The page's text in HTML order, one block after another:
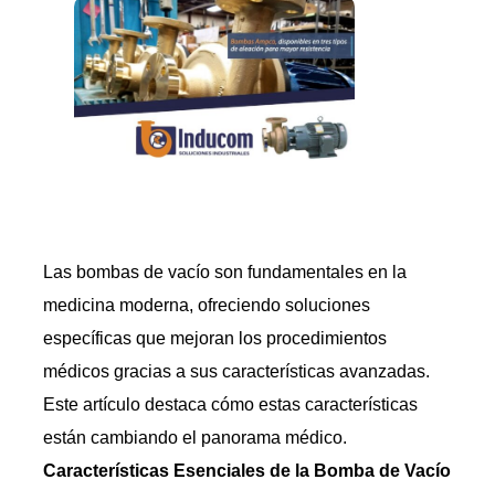
Las bombas de vacío son fundamentales en la
medicina moderna, ofreciendo soluciones
específicas que mejoran los procedimientos
médicos gracias a sus características avanzadas.
Este artículo destaca cómo estas características
están cambiando el panorama médico.
Características Esenciales de la Bomba de Vacío